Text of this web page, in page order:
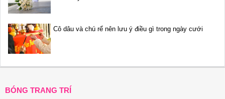
Cô dâu và chú rể nên lưu ý điều gì trong ngày cưới
BÓNG TRANG TRÍ